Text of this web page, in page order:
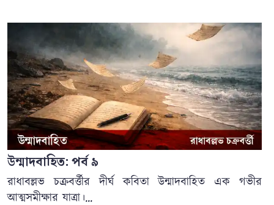
উন্মাদবাহিত: পর্ব ৯
রাধাবল্লভ চক্রবর্ত্তীর দীর্ঘ কবিতা উন্মাদবাহিত এক গভীর
আত্মসমীক্ষার যাত্রা।...